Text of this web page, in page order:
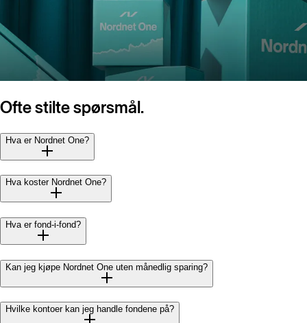
Ofte stilte spørsmål.
Hva er Nordnet One?
Hva koster Nordnet One?
Hva er fond-i-fond?
Kan jeg kjøpe Nordnet One uten månedlig sparing?
Hvilke kontoer kan jeg handle fondene på?